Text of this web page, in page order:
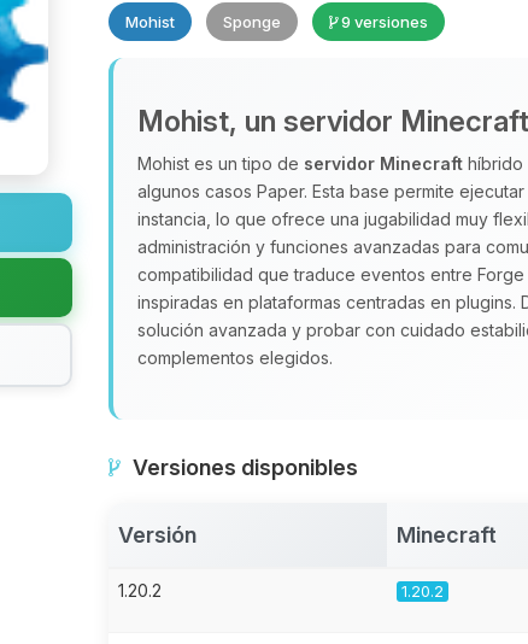
Mohist Sponge 9 versiones
Mohist, un servidor
Mohist es un tipo de servidor Minecraft híbrido
algunos casos Paper. Esta base permite
instancia, lo que ofrece una jugabilidad muy
administración y funciones avanzadas para
compatibilidad que traduce eventos entre
inspiradas en plataformas centradas en plugins.
solución avanzada y probar con cuidado
complementos elegidos.
Versiones disponibles
Versión Minecraft
1.20.2 1.20.2